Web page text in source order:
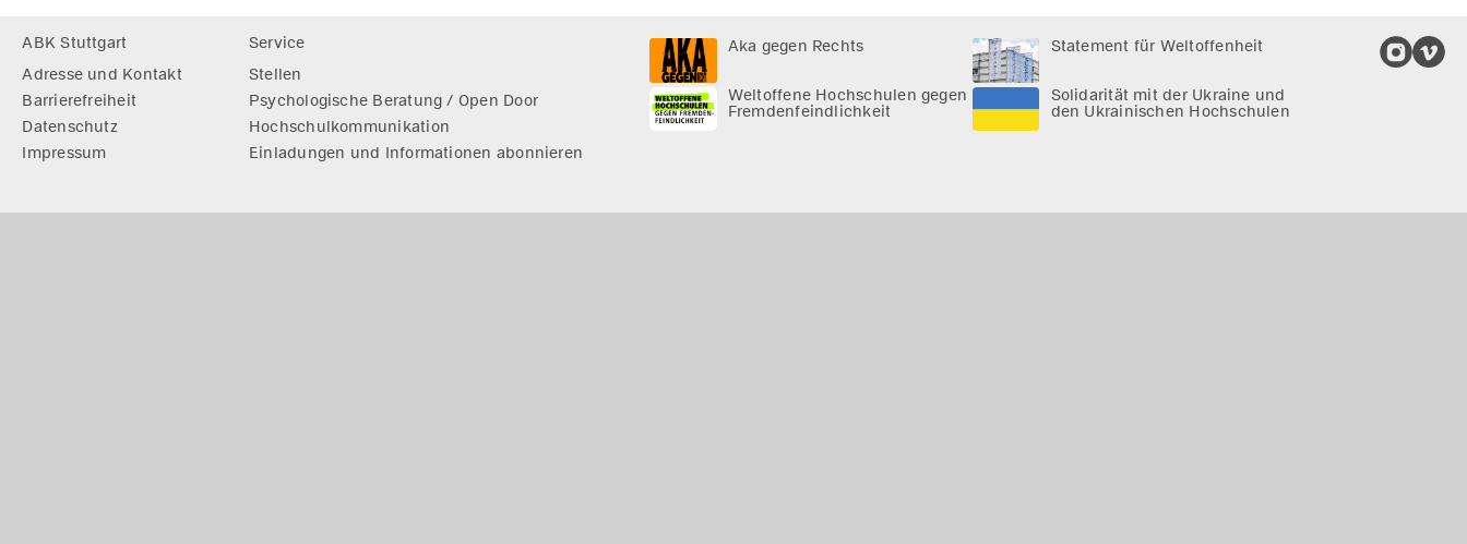
ABK Stuttgart
Adresse und Kontakt
Barrierefreiheit
Datenschutz
Impressum
Service
Stellen
Psychologische Beratung / Open Door
Hochschulkommunikation
Einladungen und Informationen abonnieren
Aka gegen Rechts Statement für Weltoffenheit
Weltoffene Hochschulen gegen
Fremdenfeindlichkeit
Solidarität mit der Ukraine und
den Ukrainischen Hochschulen